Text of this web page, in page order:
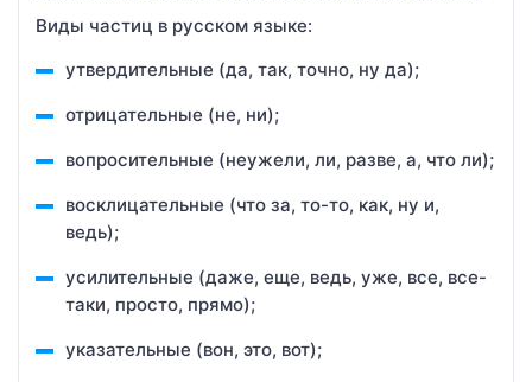
Виды частиц в русском языке:
утвердительные (да, так, точно, ну да);
отрицательные (не, ни);
вопросительные (неужели, ли, разве, а, что ли);
восклицательные (что за, то-то, как, ну и,
ведь);
усилительные (даже, еще, ведь, уже, все, все-
таки, просто, прямо);
указательные (вон, это, вот);